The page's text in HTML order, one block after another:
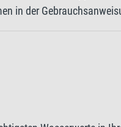
in der